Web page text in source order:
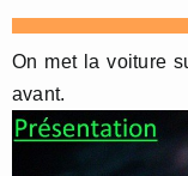
On met la voiture
avant.